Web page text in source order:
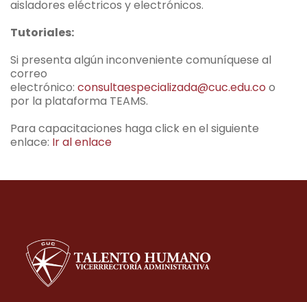
aisladores eléctricos y electrónicos.
Tutoriales:
Si presenta algún inconveniente comuníquese al
correo
electrónico: consultaespecializada@cuc.edu.co o
por la plataforma TEAMS.
Para capacitaciones haga click en el siguiente
enlace: Ir al enlace